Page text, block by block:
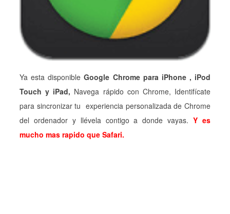
Ya esta disponibleGoogle Chrome para iPhone , iPod
Touch y iPad, Navega rápido con Chrome, Identifícate
para sincronizar tu experiencia personalizada de Chrome
del ordenador y llévela contigo a donde vayas. Y es
mucho mas rapido que Safari.